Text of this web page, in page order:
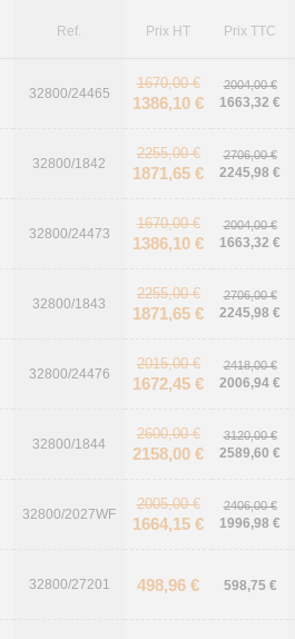
Ref. Prix HT Prix TTC
32800/24465
1670,00 €
1386,10 €
2004,00 €
1663,32 €
32800/1842
2255,00 €
1871,65 €
2706,00 €
2245,98 €
32800/24473
1670,00 €
1386,10 €
2004,00 €
1663,32 €
32800/1843
2255,00 €
1871,65 €
2706,00 €
2245,98 €
32800/24476
2015,00 €
1672,45 €
2418,00 €
2006,94 €
32800/1844
2600,00 €
2158,00 €
3120,00 €
2589,60 €
32800/2027WF
2005,00 €
1664,15 €
2406,00 €
1996,98 €
32800/27201 498,96 € 598,75 €